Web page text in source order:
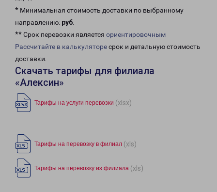
* Минимальная стоимость доставки по выбранному
направлению: руб.
** Срок перевозки является ориентировочным
Рассчитайте в калькуляторесрок и детальную стоимость
доставки.
Скачать тарифы для филиала
«Алексин»
Тарифы на услуги перевозки (xlsx)
Тарифы на перевозку в филиал (xls)
Тарифы на перевозку из филиала (xls)